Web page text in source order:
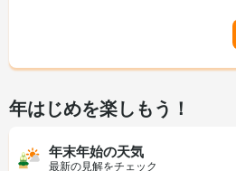
年はじめを楽しもう！
年末年始の天気
最新の見解をチェック